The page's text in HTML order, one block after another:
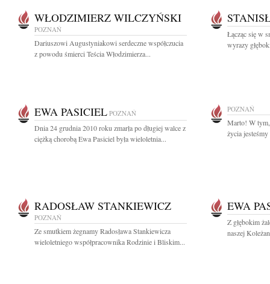
WŁODZIMIERZ WILCZYŃSKI
POZNAŃ
Dariuszowi Augustyniakowi serdeczne współczucia
z powodu śmierci Teścia Włodzimierza...
Łącząc się w
wyrazy
EWA PASICIEL POZNAŃ
Dnia 24 grudnia 2010 roku zmarła po długiej walce z
ciężką chorobą Ewa Pasiciel była wieloletnia...
POZNAŃ
Marto! W
życia
RADOSŁAW STANKIEWICZ
POZNAŃ
Ze smutkiem żegnamy Radosława Stankiewicza
wieloletniego współpracownika Rodzinie i Bliskim...
EWA
Z głębokim
naszej